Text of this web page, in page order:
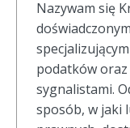
Nazywam się
podatków oraz
sygnalistami.
sposób, w jaki